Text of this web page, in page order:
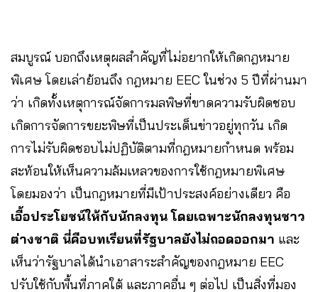
สมบูรณ์ บอกถึงเหตุผลสำคัญที่ไม่อยากให้เกิดกฎหมาย
พิเศษ โดยเล่าย้อนถึง กฎหมาย EEC ในช่วง 5 ปีที่ผ่านมา
ว่า เกิดทั้งเหตุการณ์จัดการมลพิษที่ขาดความรับผิดชอบ
เกิดการจัดการขยะพิษที่เป็นประเด็นข่าวอยู่ทุกวัน เกิด
การไม่รับผิดชอบไม่ปฏิบัติตามที่กฎหมายกำหนด พร้อม
สะท้อนให้เห็นความล้มเหลวของการใช้กฎหมายพิเศษ
โดยมองว่า เป็นกฎหมายที่มีเป้าประสงค์อย่างเดียว คือ
เอื้อประโยชน์ให้กับนักลงทุน โดยเฉพาะนักลงทุนชาว
ต่างชาติ นี่คือบทเรียนที่รัฐบาลยังไม่ถอดออกมา และ
เห็นว่ารัฐบาลได้นำเอาสาระสำคัญของกฎหมาย EEC
ปรับใช้กับพื้นที่ภาคใต้ และภาคอื่น ๆ ต่อไป เป็นสิ่งที่มอง